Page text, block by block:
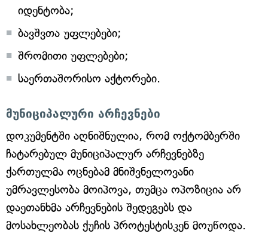
იდენტობა;
ბავშვთა უფლებები;
შრომითი უფლებები;
საერთაშორისო აქტორები.
მუნიციპალური არჩევნები
დოკუმენტში აღნიშნულია, რომ ოქტომბერში
ჩატარებულ მუნიციპალურ არჩევნებზე
ქართულმა ოცნებამ მნიშვნელოვანი
უმრავლესობა მოიპოვა, თუმცა ოპოზიცია არ
დაეთანხმა არჩევნების შედეგებს და
მოსახლეობას ქუჩის პროტესტისკენ მოუწოდა.